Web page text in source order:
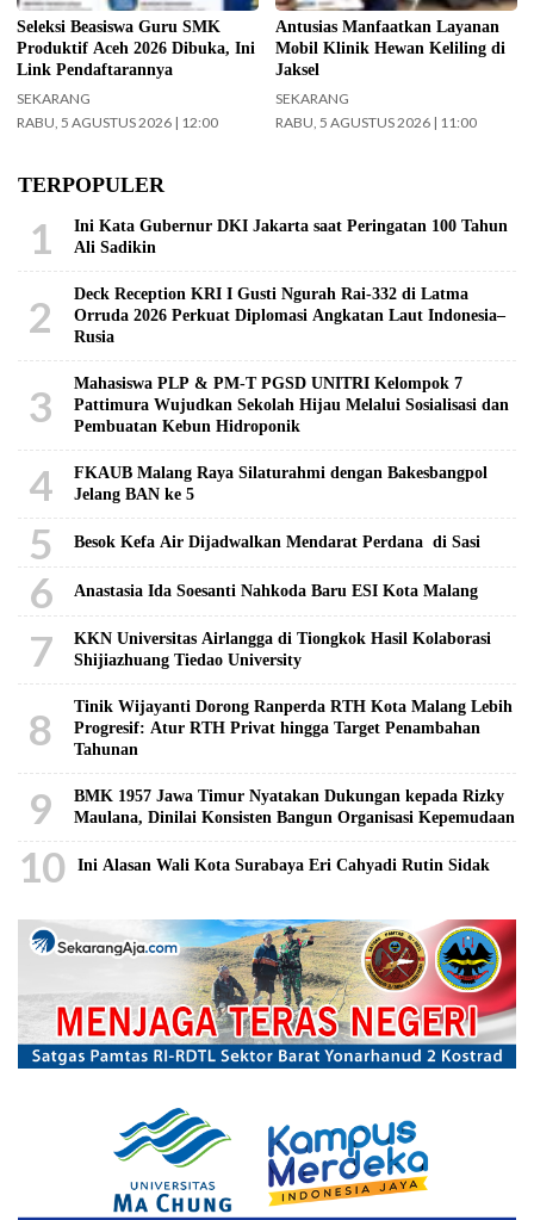
InfoPublik.id)
Seleksi Beasiswa Guru SMK
Produktif Aceh 2026 Dibuka, Ini
Link Pendaftarannya
SEKARANG
RABU, 5 AGUSTUS 2026 | 12:00
Antusias Manfaatkan Layanan
Mobil Klinik Hewan Keliling di
Jaksel
SEKARANG
RABU, 5 AGUSTUS 2026 | 11:00
TERPOPULER
1
Ini Kata Gubernur DKI Jakarta saat Peringatan 100 Tahun
Ali Sadikin
2
Deck Reception KRI I Gusti Ngurah Rai-332 di Latma
Orruda 2026 Perkuat Diplomasi Angkatan Laut Indonesia–
Rusia
3
Mahasiswa PLP & PM-T PGSD UNITRI Kelompok 7
Pattimura Wujudkan Sekolah Hijau Melalui Sosialisasi dan
Pembuatan Kebun Hidroponik
4
FKAUB Malang Raya Silaturahmi dengan Bakesbangpol
Jelang BAN ke 5
5 Besok Kefa Air Dijadwalkan Mendarat Perdana di Sasi
6 Anastasia Ida Soesanti Nahkoda Baru ESI Kota Malang
7
KKN Universitas Airlangga di Tiongkok Hasil Kolaborasi ​
Shijiazhuang Tiedao University
8
Tinik Wijayanti Dorong Ranperda RTH Kota Malang Lebih
Progresif: Atur RTH Privat hingga Target Penambahan
Tahunan
9
BMK 1957 Jawa Timur Nyatakan Dukungan kepada Rizky
Maulana, Dinilai Konsisten Bangun Organisasi Kepemudaan
10 Ini Alasan Wali Kota Surabaya Eri Cahyadi Rutin Sidak